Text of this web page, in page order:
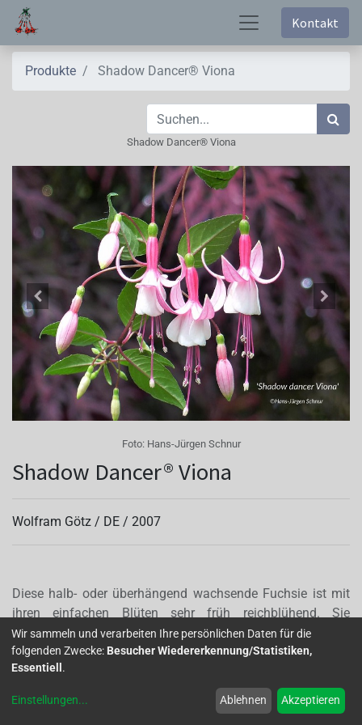
Kontakt
Produkte Shadow Dancer® Viona
Shadow Dancer® Viona
Foto: Hans-Jürgen Schnur
Shadow Dancer® Viona
Wolfram Götz / DE / 2007
Diese halb- oder überhängend wachsende Fuchsie ist mit
ihren einfachen Blüten sehr früh reichblühend. Sie
verzweigt sich von selbst, Merkmal der vielen Götz
Züchtungen. Gut geeignet für kleine und mittelgroße
Ampeln und Balkonkästen.
Wir sammeln und verarbeiten Ihre persönlichen Daten für die
folgenden Zwecke: Besucher Wiedererkennung/Statistiken,
Essentiell .
Einstellungen... Ablehnen Akzeptieren